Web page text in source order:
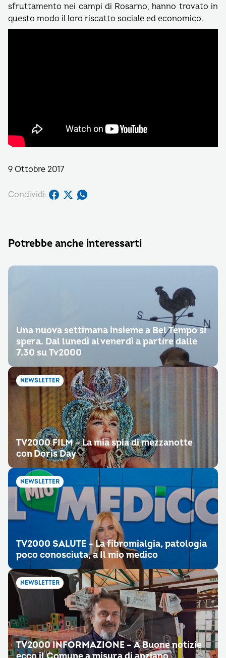
sfruttamento nei campi di Rosarno, hanno trovato in
questo modo il loro riscatto sociale ed economico.
9 Ottobre 2017
Condividi:
Potrebbe anche interessarti
Una nuova settimana insieme a Bel Tempo si
spera. Dal lunedì al venerdì a partire dalle
7.30 su Tv2000
NEWSLETTER
TV2000 FILM – La mia spia di mezzanotte
con Doris Day
NEWSLETTER
TV2000 SALUTE – La fibromialgia, patologia
poco conosciuta, a Il mio medico
NEWSLETTER
TV2000 INFORMAZIONE – A Buone notizie